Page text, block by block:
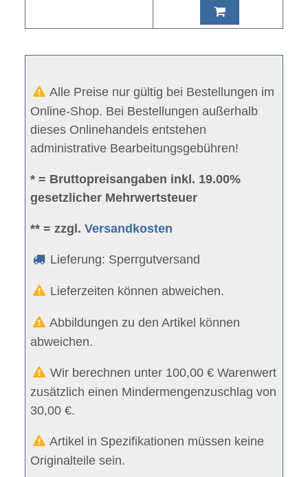
Alle Preise nur gültig bei Bestellungen im
Online-Shop. Bei Bestellungen außerhalb
dieses Onlinehandels entstehen
administrative Bearbeitungsgebühren!
* = Bruttopreisangaben inkl. 19.00%
gesetzlicher Mehrwertsteuer
** = zzgl.Versandkosten
Lieferung: Sperrgutversand
Lieferzeiten können abweichen.
Abbildungen zu den Artikel können
abweichen.
Wir berechnen unter 100,00 € Warenwert
zusätzlich einen Mindermengenzuschlag von
30,00 €.
Artikel in Spezifikationen müssen keine
Originalteile sein.